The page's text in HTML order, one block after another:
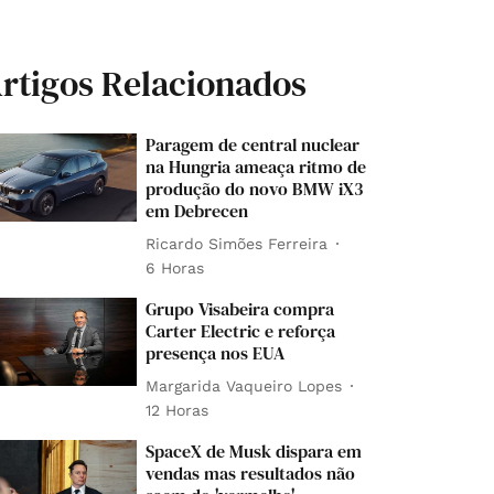
Relacionados
Paragem de central nuclear
na Hungria ameaça ritmo de
produção do novo BMW iX3
em Debrecen
Ricardo Simões Ferreira
6 Horas
Grupo Visabeira compra
Carter Electric e reforça
presença nos EUA
Margarida Vaqueiro Lopes
12 Horas
SpaceX de Musk dispara em
vendas mas resultados não